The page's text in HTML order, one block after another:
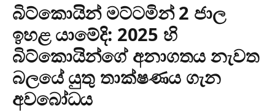
බිට්කොයින් මට්ටමින් 2 ජාල
ඉහළ යාමේදි: 2025 හි
බිට්කොයින්ගේ අනාගතය නැවත
බලයේ යුතු තාක්ෂණය ගැන
අවබෝධය